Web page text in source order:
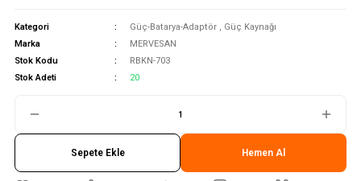
Kategori Güç-Batarya-Adaptör , Güç Kaynağı
Marka
MERVESAN
Stok Kodu
RBKN-703
Stok Adeti
20
Sepete Ekle Hemen Al